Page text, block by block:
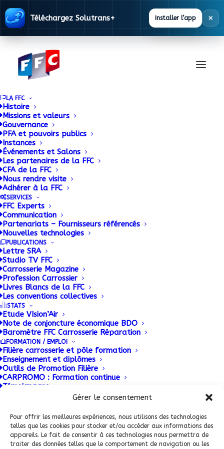
Gérer le consentement
Pour offrir les meilleures expériences, nous utilisons des technologies
telles que les cookies pour stocker et/ou accéder aux informations des
appareils. Le fait de consentir à ces technologies nous permettra de
traiter des données telles que le comportement de navigation ou les
Téléchargez Solutrans+ Installer l’app ×
LA FFC
Histoire
Missions et valeurs
Gouvernance
PFA et pouvoirs publics
Instances
Événements et Salons
Les partenaires de la FFC
CFA de la FFC
Nous rendre visite
Adhérer à la FFC
SERVICES
FFC Experts
Communication
Partenariats – Fournisseurs référencés
Nouvelles technologies
PUBLICATIONS
Lettre SRA
Studio TV FFC
Carrosserie Magazine
Profession Carrossier
Livres Blancs de la FFC
Les conventions collectives
STATS
Etude VIsion’Air
Note de conjoncture économique BDO
Baromètre FFC Carrosserie Réparation
FORMATION / EMPLOI
Filière carrosserie et pôle formation
Enseignement et diplômes
Outils de Promotion Filière
CARPROMO : Formation continue
Témoignages
Plateforme emploi : Mobili’JOB
ADHERENT FFC
Les carrossiers
constructeurs à
l’honneur
3 JANVIER 2016
A tout seigneur tout honneur, le grand rendez-vous
de la filière a eu la chance d’accueillir de
nombreuses nouveautés. La sélection de la
rédaction.
Conditions Générales de Vente (CGV)
Politique de confidentialité